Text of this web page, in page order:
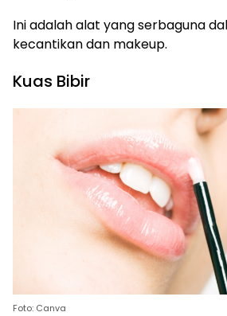
Ini adalah alat yang serbaguna
kecantikan dan makeup.
Kuas Bibir
Foto: Canva